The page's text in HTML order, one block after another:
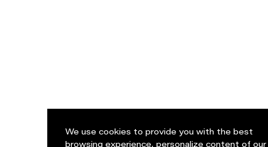
We use cookies to provide you with the best
browsing experience, personalize content of our